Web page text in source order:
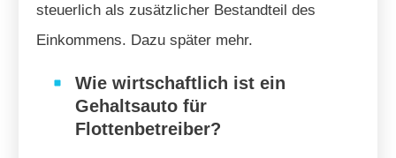
steuerlich als zusätzlicher Bestandteil des
Einkommens. Dazu später mehr.
Wie wirtschaftlich ist ein
Gehaltsauto für
Flottenbetreiber?